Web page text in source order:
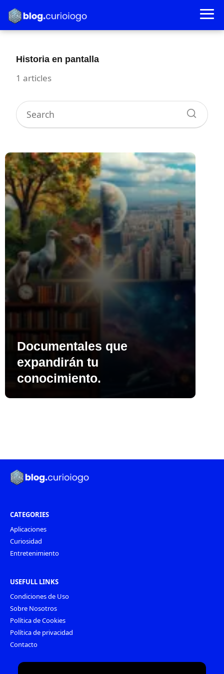
Historia en pantalla
1 articles
Documentales que
expandirán tu
conocimiento.
CATEGORIES
Aplicaciones
Curiosidad
Entretenimiento
USEFULL LINKS
Condiciones de Uso
Sobre Nosotros
Política de Cookies
Política de privacidad
Contacto